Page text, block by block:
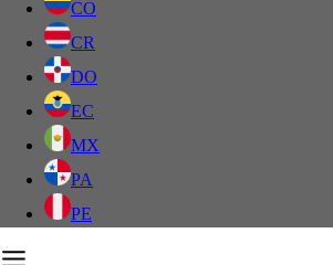
CO
CR
DO
EC
MX
PA
PE